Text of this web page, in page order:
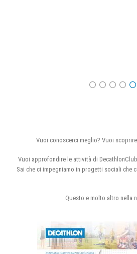
Vuoi conoscerci meglio? Vuoi
Vuoi approfondire le attività di
Sai che ci impegniamo in progetti sociali che
Questo e molto altro nella